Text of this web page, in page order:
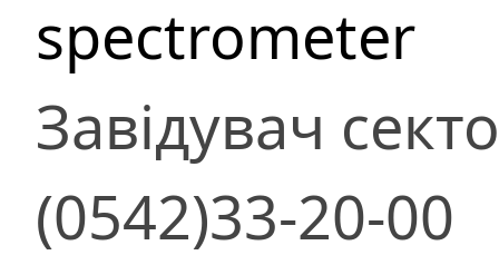
spectrometer
Завідувач
(0542)33-20-00